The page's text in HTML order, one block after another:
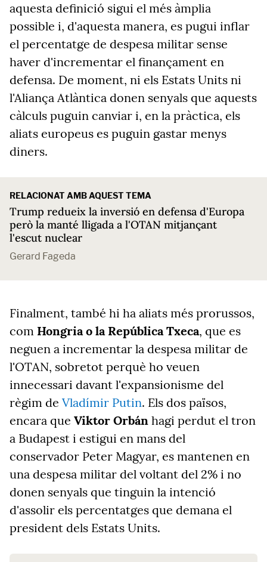
aquesta definició sigui el més àmplia
possible i, d'aquesta manera, es pugui inflar
el percentatge de despesa militar sense
haver d'incrementar el finançament en
defensa. De moment, ni els Estats Units ni
l'Aliança Atlàntica donen senyals que aquests
càlculs puguin canviar i, en la pràctica, els
aliats europeus es puguin gastar menys
diners.
RELACIONAT AMB AQUEST TEMA
Trump redueix la inversió en defensa d'Europa
però la manté lligada a l'OTAN mitjançant
l'escut nuclear
Gerard Fageda
Finalment, també hi ha aliats més prorussos,
com Hongria o la República Txeca, que es
neguen a incrementar la despesa militar de
l'OTAN, sobretot perquè ho veuen
innecessari davant l'expansionisme del
règim de Vladímir Putin. Els dos països,
encara que Viktor Orbán hagi perdut el tron
a Budapest i estigui en mans del
conservador Peter Magyar, es mantenen en
una despesa militar del voltant del 2% i no
donen senyals que tinguin la intenció
d'assolir els percentatges que demana el
president dels Estats Units.